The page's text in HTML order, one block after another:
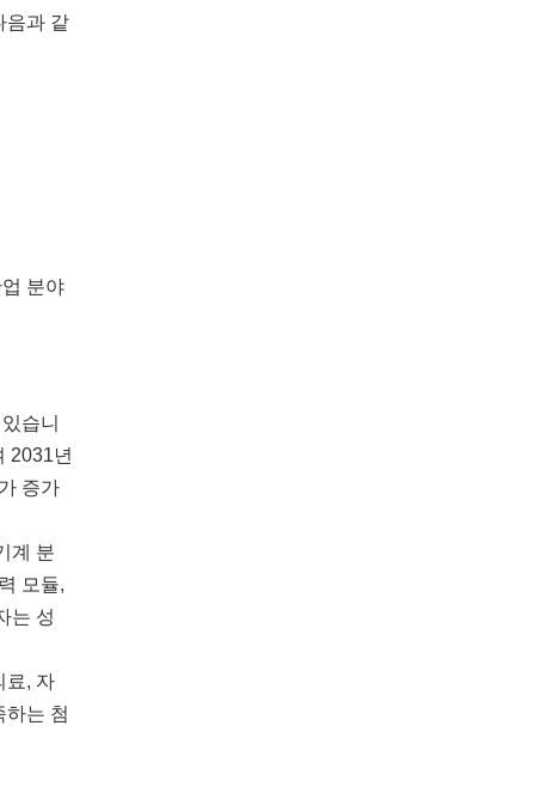
음과 같
분야
습니
2031년
증가
계 분
모듈,
는 성
료, 자
하는 첨